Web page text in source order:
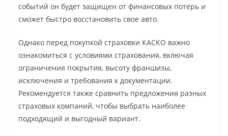
событий он будет защищен от финансовых потерь и
сможет быстро восстановить свое авто.
Однако перед покупкой страховки КАСКО важно
ознакомиться с условиями страхования, включая
ограничения покрытия, высоту франшизы,
исключения и требования к документации.
Рекомендуется также сравнить предложения разных
страховых компаний, чтобы выбрать наиболее
подходящий и выгодный вариант.